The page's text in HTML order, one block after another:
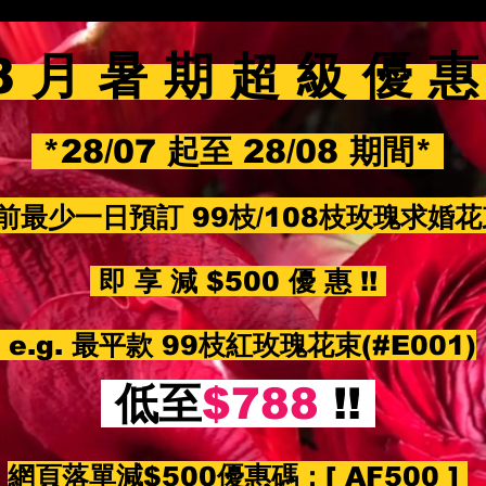
月 暑 期 超 級 優
*28/07 起至 28/08 期間*
最少一日預訂 99枝/108枝玫瑰求婚
即 享 減 $500 優 惠 !!
e.g. 最平款 99枝紅玫瑰花束(#E001)
低至$788 !!
網頁落單減$500優惠碼： [ AF500 ]